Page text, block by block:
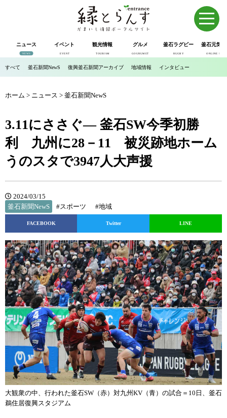
ニュース
NEWS
イベント
EVENT
観光情報
TOURISM
グルメ
GOURUMET
釜石ラグビー
RUGBY
釜石元気
ONLINE SHOP
すべて 釜石新聞NewS 復興釜石新聞アーカイブ 地域情報 インタビュー
ホーム > ニュース > 釜石新聞NewS
3.11にささぐ― 釜石SW今季初勝
利 九州に28－11 被災跡地ホーム
うのスタで3947人大声援
2024/03/15
釜石新聞NewS
#スポーツ #地域
FACEBOOK Twitter LINE
大観衆の中、行われた釜石SW（赤）対九州KV（青）の試合＝10日、釜石
鵜住居復興スタジアム